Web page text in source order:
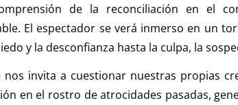
de la reconciliación en el
El espectador se verá inmerso en un
y la desconfianza hasta la culpa, la
nos invita a cuestionar nuestras propias
en el rostro de atrocidades pasadas,